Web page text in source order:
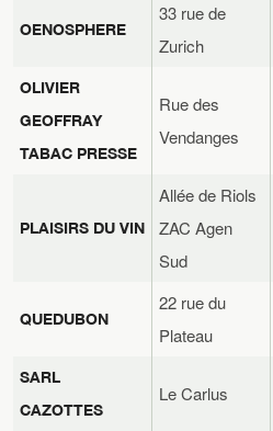
OENOSPHERE
33 rue de
Zurich
OLIVIER
GEOFFRAY
TABAC PRESSE
Rue des
Vendanges
PLAISIRS DU VIN
Allée de Riols
ZAC Agen
Sud
QUEDUBON
22 rue du
Plateau
SARL
CAZOTTES
Le Carlus